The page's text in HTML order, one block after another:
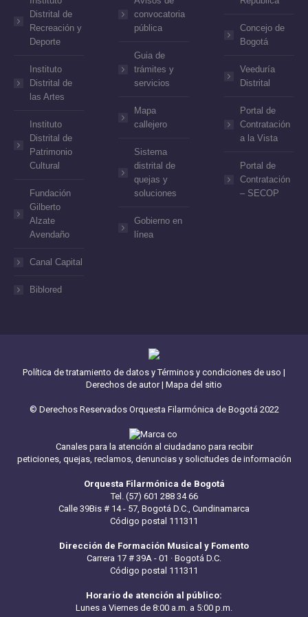
Distrital de
Recreación y
Deporte
Instituto
Distrital de
las Artes
Instituto
Distrital de
Patrimonio
Cultural
Fundación
Gilberto
Alzate
Avendaño
Canal Capital
Biblored
convocatoria
pública
Guia de
trámites y
servicios
Mapa
callejero
Sistema
distrital de
quejas y
soluciones
Gobierno en
línea
Concejo de
Bogotá
Veeduría
Distrital
Portal de
Contratación
a la Vista
Portal de
Contratación
– SECOP
Política de tratamiento de datos y Términos y condiciones de uso |
Derechos de autor| Mapa del sitio
© Derechos Reservados Orquesta Filarmónica de Bogotá 2022
Canales para la atención al ciudadano para recibir
peticiones, quejas, reclamos, denuncias y solicitudes de información
Orquesta Filarmónica de Bogotá
Tel. (57) 601 288 34 66
Calle 39Bis # 14 - 57, Bogotá D.C., Cundinamarca
Código postal 111311
Dirección de Formación Musical y Fomento
Carrera 17 # 39A - 01 · Bogotá D.C.
Código postal 111311
Horario de atención al público:
Lunes a Viernes de 8:00 a.m. a 5:00 p.m.